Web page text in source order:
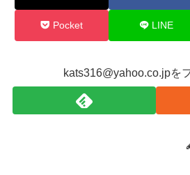
Pocket LINE
kats316@yahoo.co.jpを